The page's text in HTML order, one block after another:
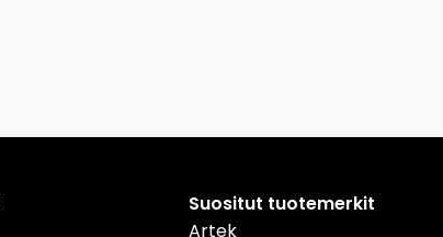
Suositut tuotemerkit
Artek